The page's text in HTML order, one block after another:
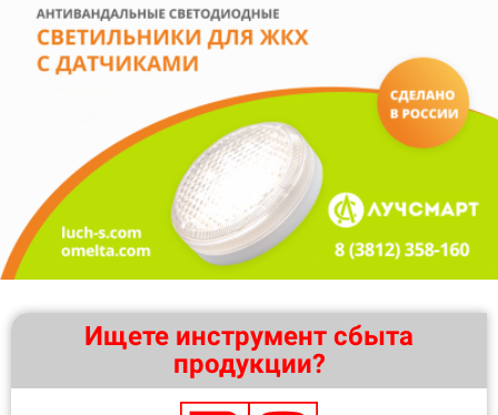
Ищете инструмент сбыта
продукции?